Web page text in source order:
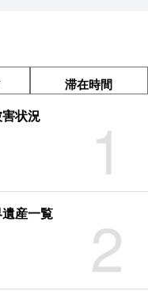
滞在時間
1
状況
2
産一覧